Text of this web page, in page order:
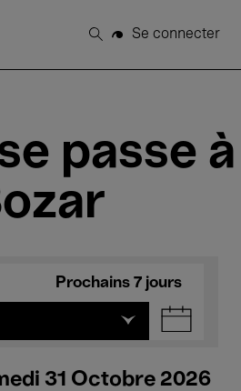
Rechercher
Se connecter
passe à
Prochains 7 jours
31 Octobre 2026